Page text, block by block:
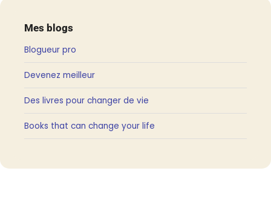
Mes blogs
Blogueur pro
Devenez meilleur
Des livres pour changer de vie
Books that can change your life